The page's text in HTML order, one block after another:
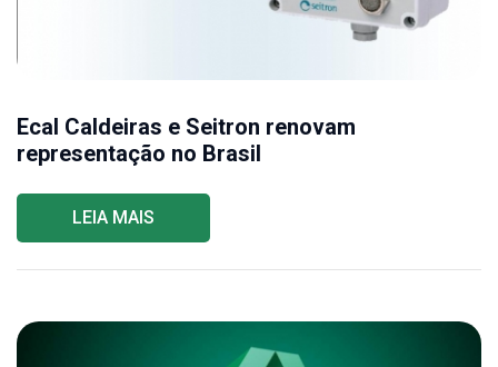
Ecal Caldeiras e Seitron renovam
representação no Brasil
LEIA MAIS